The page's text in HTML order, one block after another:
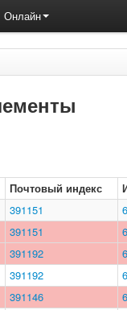
Онлайн
Почтовый индекс
391151
391151
391192
391192
391146